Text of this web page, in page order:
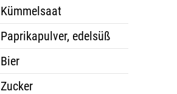
Kümmelsaat
Paprikapulver, edelsüß
Bier
Zucker